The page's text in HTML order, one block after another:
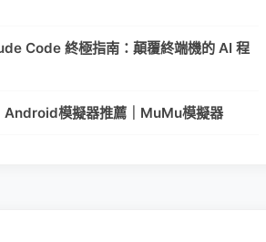
Code 終極指南：顛覆終端機的 AI 程
Android模擬器推薦｜MuMu模擬器